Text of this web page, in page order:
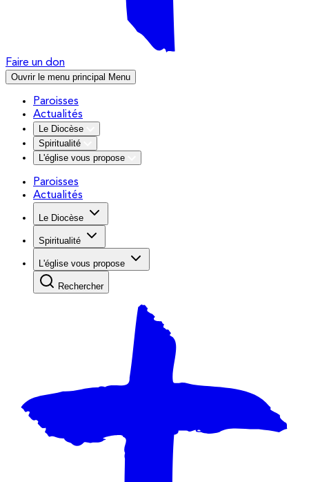
Faire un don
Ouvrir le menu principal Menu
Paroisses
Actualités
Le Diocèse
Spiritualité
L'église vous propose
Paroisses
Actualités
Le Diocèse
Spiritualité
L'église vous propose
Rechercher